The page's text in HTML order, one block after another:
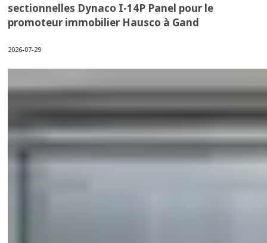
sectionnelles Dynaco I-14P Panel pour le
promoteur immobilier Hausco à Gand
2026-07-29